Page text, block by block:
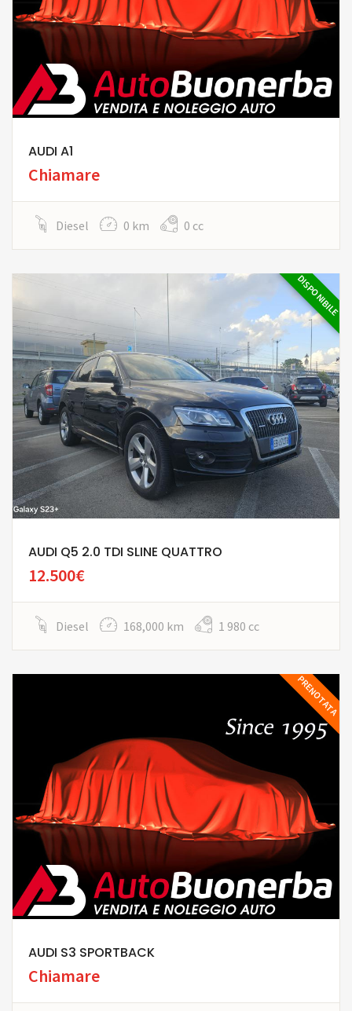
AUDI A1
Chiamare
Diesel 0 km 0 cc
DISPONIBILE
AUDI Q5 2.0 TDI SLINE QUATTRO
12.500€
Diesel 168,000 km 1 980 cc
PRENOTATA
AUDI S3 SPORTBACK
Chiamare